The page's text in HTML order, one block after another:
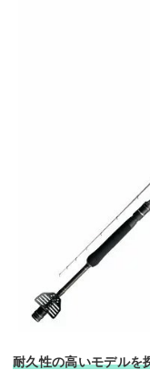
耐久性の高いモデルを